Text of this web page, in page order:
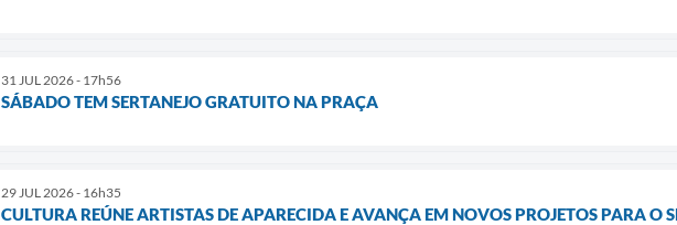
31 JUL 2026 - 17h56
SÁBADO TEM SERTANEJO GRATUITO NA PRAÇA
29 JUL 2026 - 16h35
CULTURA REÚNE ARTISTAS DE APARECIDA E AVANÇA EM NOVOS PROJETOS PARA O